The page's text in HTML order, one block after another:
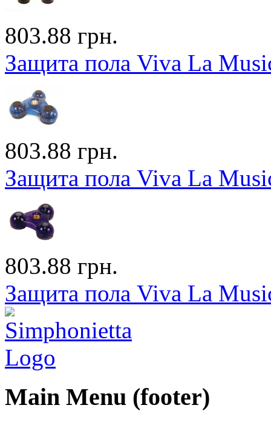
803.88 грн.
Защита пола Viva La
803.88 грн.
Защита пола Viva La
803.88 грн.
Защита пола Viva La
Main Menu (footer)